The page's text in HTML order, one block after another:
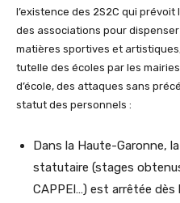
l’existence des 2S2C qui
des associations pour
matières sportives et
tutelle des écoles par les
d’école, des attaques sans
statut des personnels :
Dans la Haute-Garonne,
statutaire (stages
CAPPEI…) est arrêtée dès